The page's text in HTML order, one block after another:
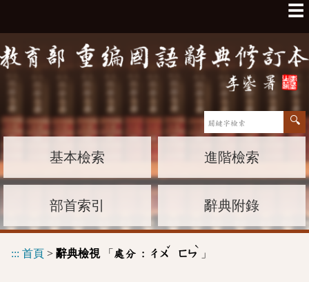
☰
基本檢索 進階檢索
部首索引 辭典附錄
::: 首頁 > 辭典檢視「 處分 : ㄔㄨ
ˇ
ㄈㄣ
ˋ
」